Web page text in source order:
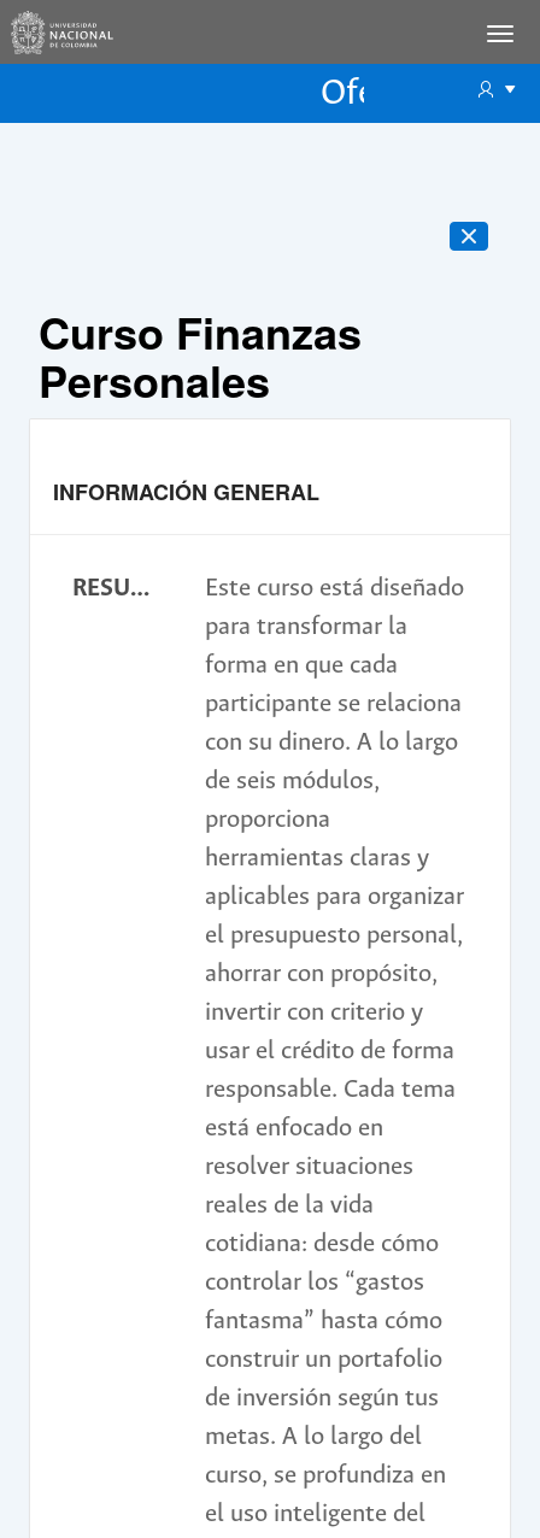
Oferta
Curso Finanzas
Personales
INFORMACIÓN GENERAL
RESUMEN
Este curso está diseñado
para transformar la
forma en que cada
participante se relaciona
con su dinero. A lo largo
de seis módulos,
proporciona
herramientas claras y
aplicables para organizar
el presupuesto personal,
ahorrar con propósito,
invertir con criterio y
usar el crédito de forma
responsable. Cada tema
está enfocado en
resolver situaciones
reales de la vida
cotidiana: desde cómo
controlar los “gastos
fantasma” hasta cómo
construir un portafolio
de inversión según tus
metas. A lo largo del
curso, se profundiza en
el uso inteligente del